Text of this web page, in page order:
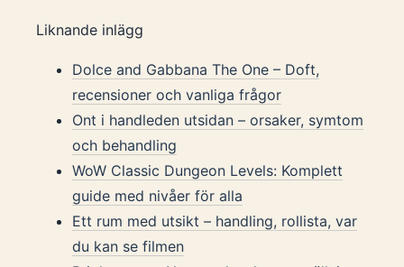
Liknande inlägg
Dolce and Gabbana The One – Doft,
recensioner och vanliga frågor
Ont i handleden utsidan – orsaker, symtom
och behandling
WoW Classic Dungeon Levels: Komplett
guide med nivåer för alla
Ett rum med utsikt – handling, rollista, var
du kan se filmen